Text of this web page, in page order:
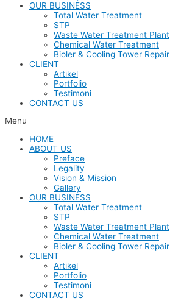
OUR BUSINESS
Total Water Treatment
STP
Waste Water Treatment Plant
Chemical Water Treatment
Bioler & Cooling Tower Repair
CLIENT
Artikel
Portfolio
Testimoni
CONTACT US
Menu
HOME
ABOUT US
Preface
Legality
Vision & Mission
Gallery
OUR BUSINESS
Total Water Treatment
STP
Waste Water Treatment Plant
Chemical Water Treatment
Bioler & Cooling Tower Repair
CLIENT
Artikel
Portfolio
Testimoni
CONTACT US